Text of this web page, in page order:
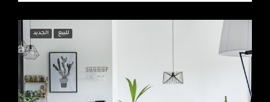
للبيع الجديد